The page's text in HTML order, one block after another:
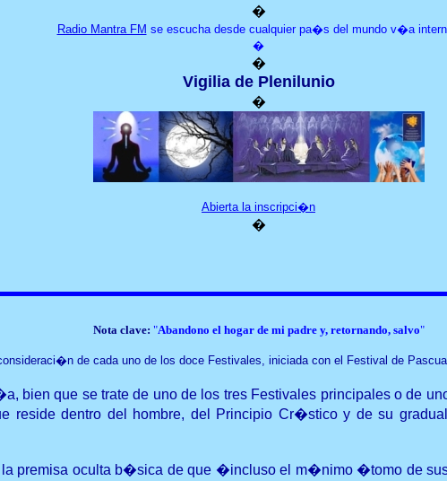
�
Radio Mantra FM se escucha desde cualquier pa�s del mundo v�a
�
�
Vigiliade Plenilunio
�
Abierta la inscripci�n
�
Nota clave: "Abandono el hogar de mi padre y, retornando, salvo"
de cada uno de los doce Festivales, iniciada con el Festival de
bien que se trate de uno de los tres Festivales principales o de
reside dentro del hombre, del Principio Cr�stico y de su
la premisa oculta b�sica de que �incluso el m�nimo �tomo de